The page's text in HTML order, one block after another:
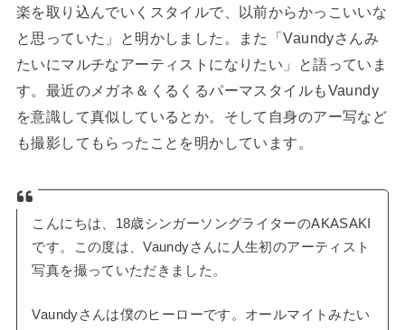
楽を取り込んでいくスタイルで、以前からかっこいいな
と思っていた」と明かしました。また「Vaundyさんみ
たいにマルチなアーティストになりたい」と語っていま
す。最近のメガネ＆くるくるパーマスタイルもVaundy
を意識して真似しているとか。そして自身のアー写など
も撮影してもらったことを明かしています。
こんにちは、18歳シンガーソングライターのAKASAKI
です。この度は、Vaundyさんに人生初のアーティスト
写真を撮っていただきました。
Vaundyさんは僕のヒーローです。オールマイトみたい